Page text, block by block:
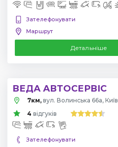
Зателефонувати
Маршрут
Детальніше
ВЕДА АВТОСЕРВІС
7км, вул. Волинська 66а, Київ
4 відгуків
Зателефонувати